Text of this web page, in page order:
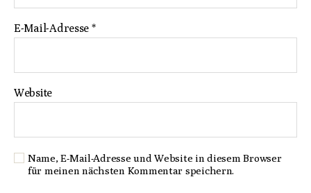
E-Mail-Adresse *
Website
Name, E-Mail-Adresse und Website in diesem Browser
für meinen nächsten Kommentar speichern.